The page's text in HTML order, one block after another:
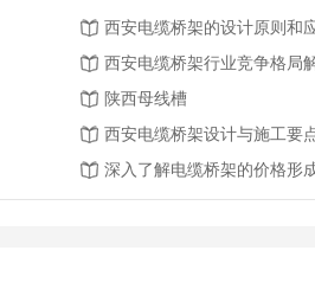
西安电缆桥架的设计原则和
西安电缆桥架行业竞争格局
陕西母线槽
西安电缆桥架设计与施工要
深入了解电缆桥架的价格形